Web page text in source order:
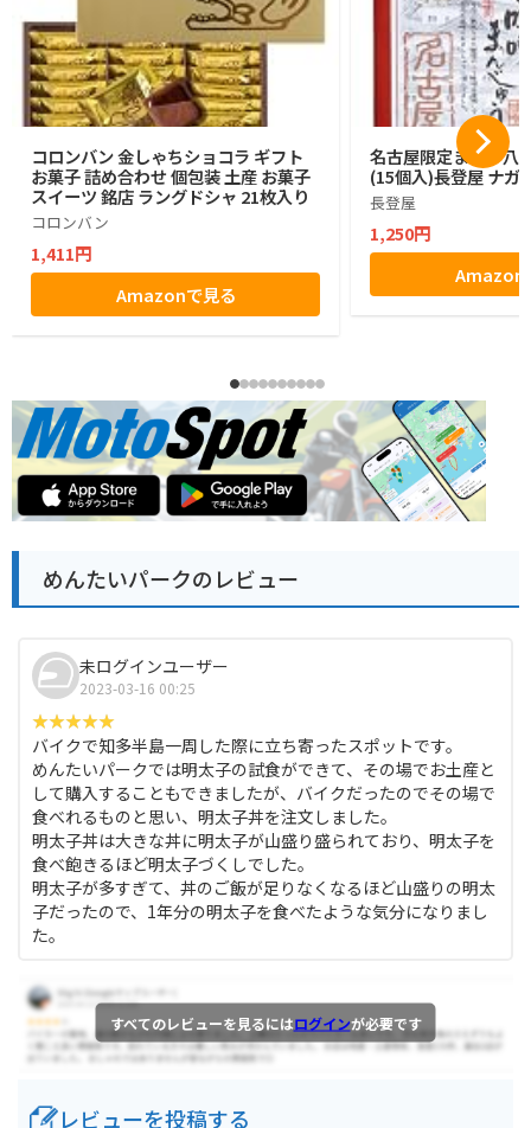
コロンバン 金しゃちショコラ ギフト
お菓子 詰め合わせ 個包装 土産 お菓子
スイーツ 銘店 ラングドシャ 21枚入り
コロンバン
1,411円
Amazonで見る
名古屋限定まるや八
(15個入)長登屋 ナガ
長登屋
1,250円
Amazon
めんたいパークのレビュー
未ログインユーザー
2023-03-16 00:25
バイクで知多半島一周した際に立ち寄ったスポットです。
めんたいパークでは明太子の試食ができて、その場でお土産と
して購入することもできましたが、バイクだったのでその場で
食べれるものと思い、明太子丼を注文しました。
明太子丼は大きな丼に明太子が山盛り盛られており、明太子を
食べ飽きるほど明太子づくしでした。
明太子が多すぎて、丼のご飯が足りなくなるほど山盛りの明太
子だったので、1年分の明太子を食べたような気分になりまし
た。
すべてのレビューを見るにはログインが必要です
レビューを投稿する